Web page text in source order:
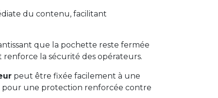
du contenu, facilitant
que la pochette reste fermée
la sécurité des opérateurs.
peut être fixée facilement à une
pour une protection renforcée contre